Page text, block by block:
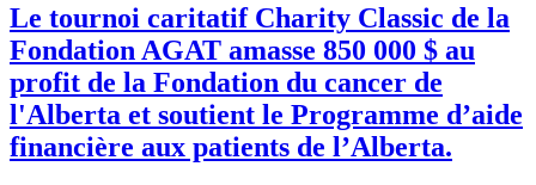
Le tournoi caritatif Charity Classic de la
Fondation AGAT amasse 850 000 $ au
profit de la Fondation du cancer de
l'Alberta et soutient le Programme d’aide
financière aux patients de l’Alberta.